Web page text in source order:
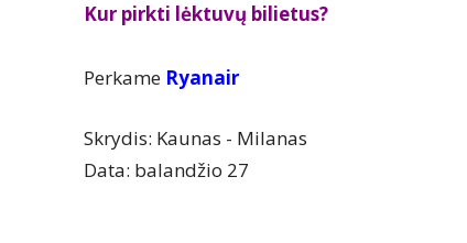
Kur pirkti lėktuvų bilietus?
Perkame Ryanair
Skrydis: Kaunas - Milanas
Data: balandžio 27